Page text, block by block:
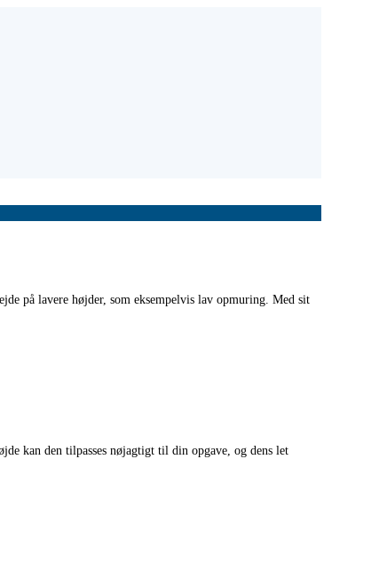
på lavere højder, som eksempelvis lav opmuring. Med sit
kan den tilpasses nøjagtigt til din opgave, og dens let